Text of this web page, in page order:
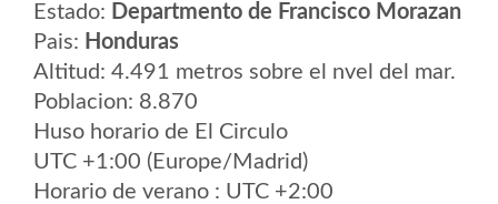
Estado: Departmento de Francisco Morazan
Pais: Honduras
Altitud: 4.491 metros sobre el nvel del mar.
Poblacion: 8.870
Huso horario de El Circulo
UTC +1:00 (Europe/Madrid)
Horario de verano : UTC +2:00